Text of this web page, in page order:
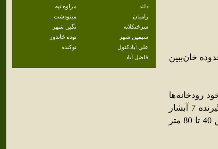
دلند
مراوه تپه
راميان
مينودشت
سرخنكلاته
نگين شهر
سيمين شهر
نوده خاندوز
علي آبادكتول
نوكنده
فاضل آباد
مربع در محدوده خان‌ببين
خود رودخانه‌ها
و چشمه‌هاي خنکي دارد. آبشار شيرآباد به شکل پله‌اي بوده و دربرگيرنده 7 آبشار
است. بزرگ‌ترين آبشار آن 30 متر ارتفاع داشته و دو حوضچه با عمق 40 تا 80 متر